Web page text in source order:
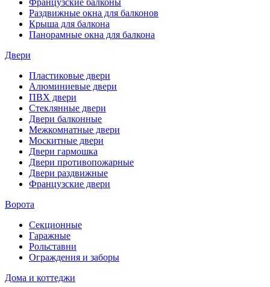
Французские балконы
Раздвижные окна для балконов
Крыша для балкона
Панорамные окна для балкона
Двери
Пластиковые двери
Алюминиевые двери
ПВХ двери
Стеклянные двери
Двери балконные
Межкомнатные двери
Москитные двери
Двери гармошка
Двери противопожарные
Двери раздвижные
Французские двери
Ворота
Секционные
Гаражные
Рольставни
Ограждения и заборы
Дома и коттеджи